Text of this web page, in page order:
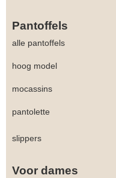
Pantoffels
alle pantoffels
hoog model
mocassins
pantolette
slippers
Voor dames